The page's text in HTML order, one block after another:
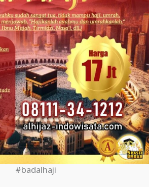
#badalhaji